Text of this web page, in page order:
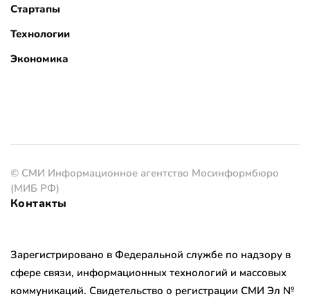
Стартапы
Технологии
Экономика
© СМИ Информационное агентство Мосинформбюро
(МИБ РФ)
Контакты
Зарегистрировано в Федеральной службе по надзору в
сфере связи, информационных технологий и массовых
коммуникаций. Свидетельство о регистрации СМИ Эл №